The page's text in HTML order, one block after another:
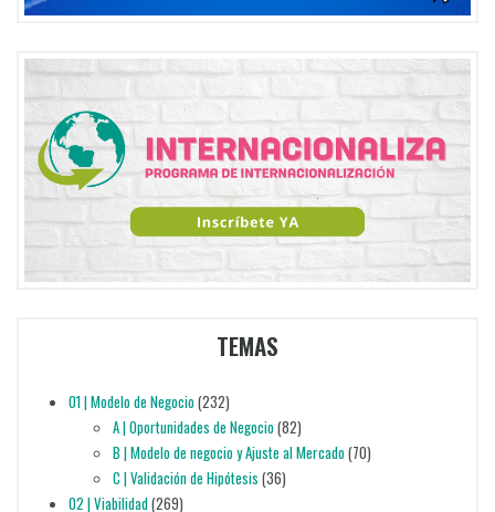
TEMAS
01 | Modelo de Negocio(232)
A | Oportunidades de Negocio(82)
B | Modelo de negocio y Ajuste al Mercado(70)
C | Validación de Hipótesis (36)
02 | Viabilidad(269)